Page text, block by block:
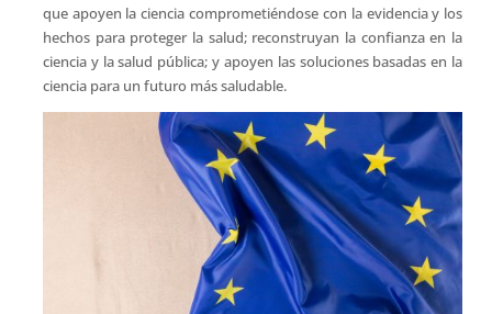
que apoyen la ciencia comprometiéndose con la evidencia y los
hechos para proteger la salud; reconstruyan la confianza en la
ciencia y la salud pública; y apoyen las soluciones basadas en la
ciencia para un futuro más saludable.